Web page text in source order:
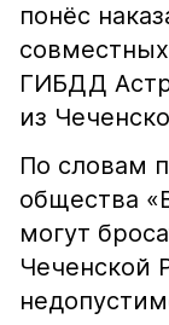
понёс
ГИБДД
из
По словам
общества
могут
Чеченской